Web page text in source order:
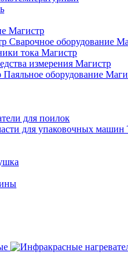
Магистр
Сварочное оборудование
тока Магистр
измерения Магистр
Паяльное оборудование
для поилок